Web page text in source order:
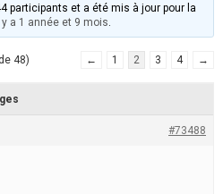
participants et a été mis à jour pour la
y a 1 année et 9 mois.
48) ← 1 2 3 4 →
#73488